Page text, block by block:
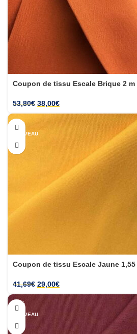
Coupon de tissu Escale Brique 2 m
53,80€ 38,00€
-30%
NOUVEAU
Coupon de tissu Escale Jaune 1,55
41,69€ 29,00€
-29%
NOUVEAU